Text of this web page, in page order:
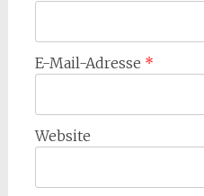
E-Mail-Adresse *
Website